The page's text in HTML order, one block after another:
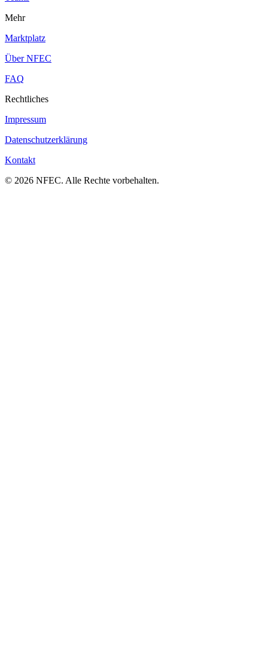
Mehr
Marktplatz
Über NFEC
FAQ
Rechtliches
Impressum
Datenschutzerklärung
Kontakt
© 2026 NFEC. Alle Rechte vorbehalten.